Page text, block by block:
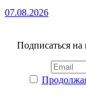
07.08.2026
Подписаться на